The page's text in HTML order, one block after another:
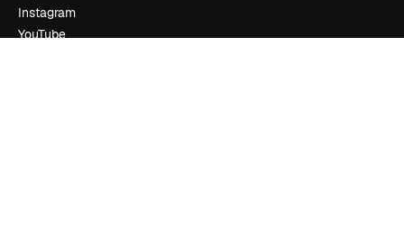
Instagram
YouTube